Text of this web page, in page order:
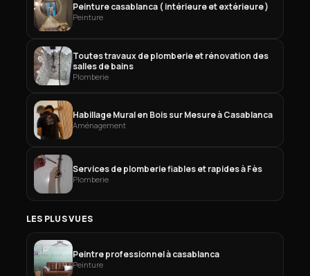
Peinture casablanca ( intérieure et extérieure )
Peinture
Toutes travaux de plomberie et rénovation des
salles de bains
Plomberie
Habillage Mural en Bois sur Mesure à Casablanca
Aménagement
Services de plomberie fiables et rapides à Fès
Plomberie
LES PLUS VUES
Peintre professionnel à casablanca
Peinture